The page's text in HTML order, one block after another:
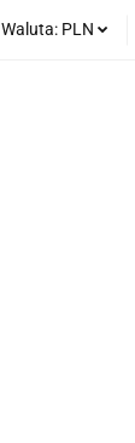
Waluta: PLN